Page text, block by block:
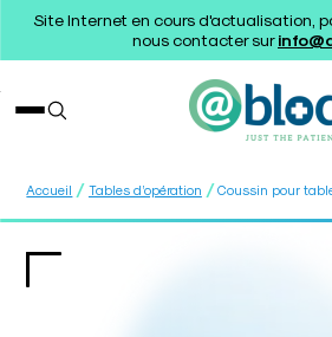
Site Internet en cours d'actualisation,
nous contacter sur
Accueil / Tables d’opération / Coussin pour